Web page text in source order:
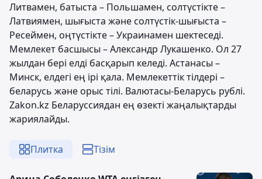
Литвамен, батыста – Польшамен, солтүстікте –
Латвиямен, шығыста және солтүстік-шығыста –
Ресеймен, оңтүстікте – Украинамен шектеседі.
Мемлекет басшысы – Александр Лукашенко. Ол 27
жылдан бері елді басқарып келеді. Астанасы –
Минск, елдегі ең ірі қала. Мемлекеттік тілдері –
беларусь және орыс тілі. Валютасы-Беларусь рублі.
Zakon.kz Беларуссиядан ең өзекті жаңалықтарды
жариялайды.
Плитка Тізім